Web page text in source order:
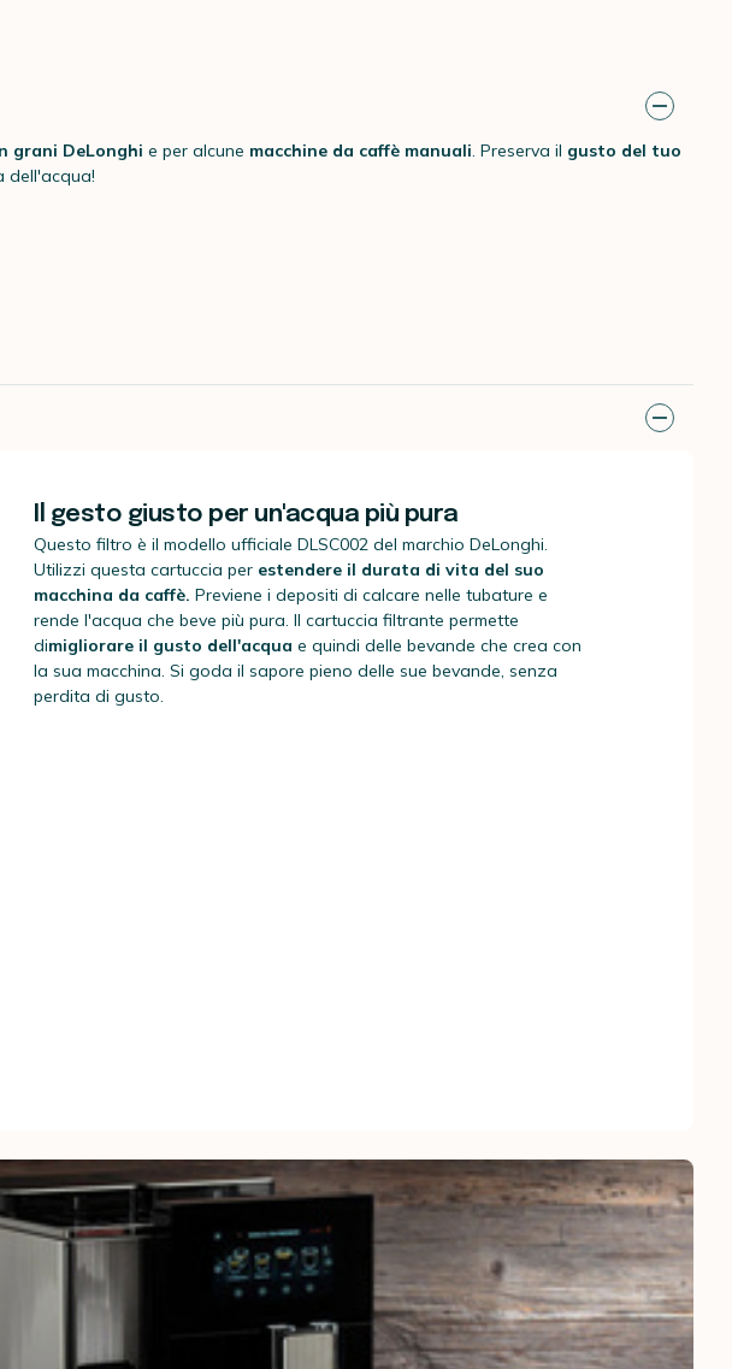
grani DeLonghi e per alcune macchine da caffè manuali. Preserva il gusto del tuo
dell'acqua!
Il gesto giusto per un'acqua più pura
Questo filtro è il modello ufficiale DLSC002 del marchio DeLonghi.
Utilizzi questa cartuccia per estendere il durata di vita del suo
macchina da caffè. Previene i depositi di calcare nelle tubature e
rende l'acqua che beve più pura. Il cartuccia filtrante permette
dimigliorare il gusto dell'acqua e quindi delle bevande che crea con
la sua macchina. Si goda il sapore pieno delle sue bevande, senza
perdita di gusto.